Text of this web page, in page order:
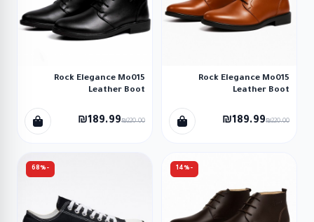
Rock Elegance Mo015
Leather Boot
₪189.99₪220.00
Rock Elegance Mo015
Leather Boot
₪189.99₪220.00
-14%
-68%